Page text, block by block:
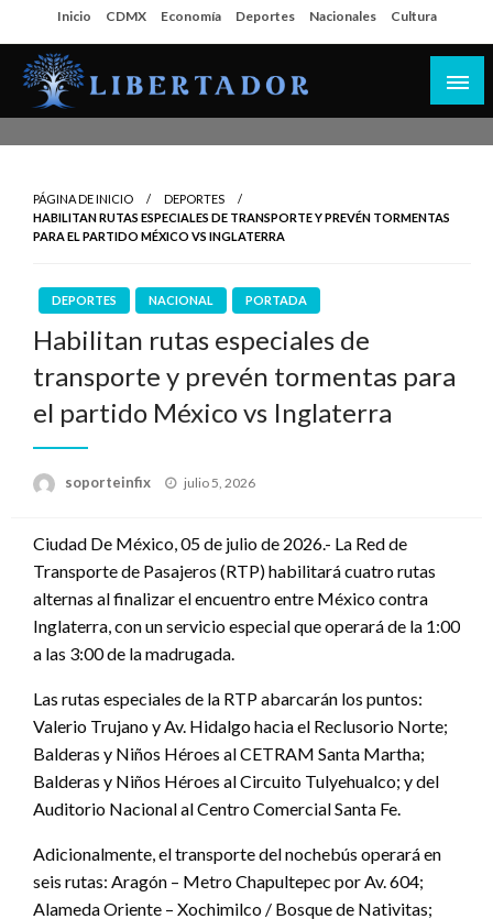
al
contenido
Inicio CDMX Economía Deportes Nacionales Cultura
PÁGINA DE INICIO
DEPORTES
HABILITAN RUTAS ESPECIALES DE TRANSPORTE Y PREVÉN TORMENTAS
PARA EL PARTIDO MÉXICO VS INGLATERRA
DEPORTES NACIONAL PORTADA
Habilitan rutas especiales de
transporte y prevén tormentas para
el partido México vs Inglaterra
soporteinfix
Publicado
julio 5, 2026
Ciudad De México, 05 de julio de 2026.- La Red de
Transporte de Pasajeros (RTP) habilitará cuatro rutas
alternas al finalizar el encuentro entre México contra
Inglaterra, con un servicio especial que operará de la 1:00
a las 3:00 de la madrugada.
Las rutas especiales de la RTP abarcarán los puntos:
Valerio Trujano y Av. Hidalgo hacia el Reclusorio Norte;
Balderas y Niños Héroes al CETRAM Santa Martha;
Balderas y Niños Héroes al Circuito Tulyehualco; y del
Auditorio Nacional al Centro Comercial Santa Fe.
Adicionalmente, el transporte del nochebús operará en
seis rutas: Aragón – Metro Chapultepec por Av. 604;
Alameda Oriente – Xochimilco / Bosque de Nativitas;